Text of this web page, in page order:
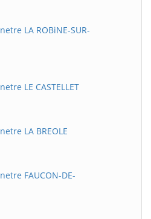
LA ROBiNE-SUR-
LE CASTELLET
LA BREOLE
FAUCON-DE-